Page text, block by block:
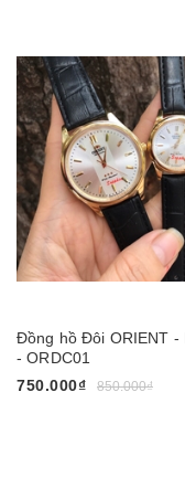
Đồng hồ Đôi ORIENT -
- ORDC01
750.000₫
850.000₫